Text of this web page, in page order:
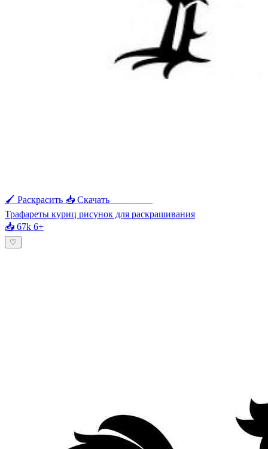
🖌 Раскрасить 📥 Скачать
Трафареты куриц рисунок для раскрашивания
📥 67k 6+
♡